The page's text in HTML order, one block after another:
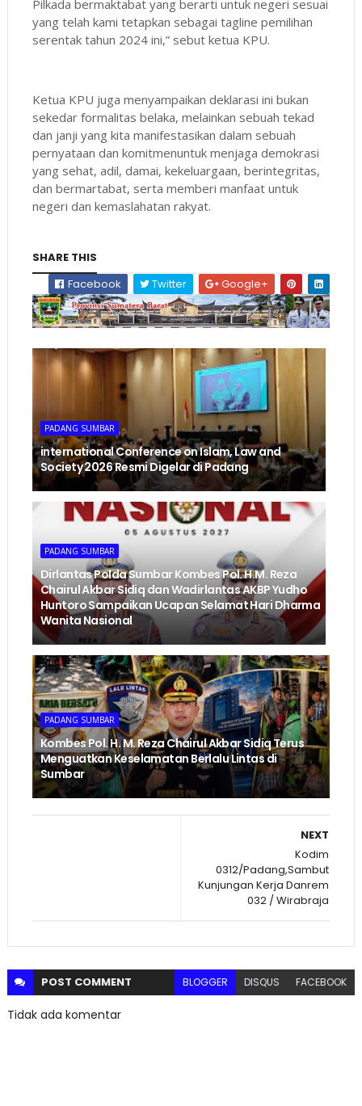
Pilkada bermaktabat yang berarti untuk negeri sesuai
yang telah kami tetapkan sebagai tagline pemilihan
serentak tahun 2024 ini,” sebut ketua KPU.
Ketua KPU juga menyampaikan deklarasi ini bukan
sekedar formalitas belaka, melainkan sebuah tekad
dan janji yang kita manifestasikan dalam sebuah
pernyataan dan komitmenuntuk menjaga demokrasi
yang sehat, adil, damai, kekeluargaan, berintegritas,
dan bermartabat, serta memberi manfaat untuk
negeri dan kemaslahatan rakyat.
SHARE THIS
Facebook
Twitter Google+
PADANG SUMBAR
international Conference on Islam, Law and
Society 2026 Resmi Digelar di Padang
PADANG SUMBAR
Dirlantas Polda Sumbar Kombes Pol. H.M. Reza
Chairul Akbar Sidiq dan Wadirlantas AKBP Yudho
Huntoro Sampaikan Ucapan Selamat Hari Dharma
Wanita Nasional
PADANG SUMBAR
Kombes Pol. H. M. Reza Chairul Akbar Sidiq Terus
Menguatkan Keselamatan Berlalu Lintas di
Sumbar
NEXT
Kodim
0312/Padang,Sambut
Kunjungan Kerja Danrem
032 / Wirabraja
POST COMMENT BLOGGER DISQUS FACEBOOK
Tidak ada komentar